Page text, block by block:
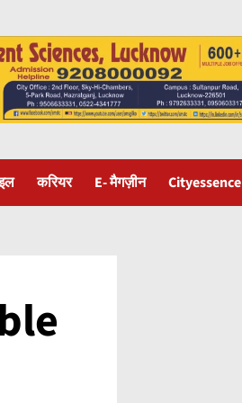
करियर E- मैगज़ीन Cityessence